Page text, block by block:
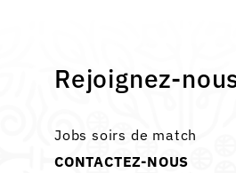
Rejoignez-
Jobs soirs de match
CONTACTEZ-NOUS